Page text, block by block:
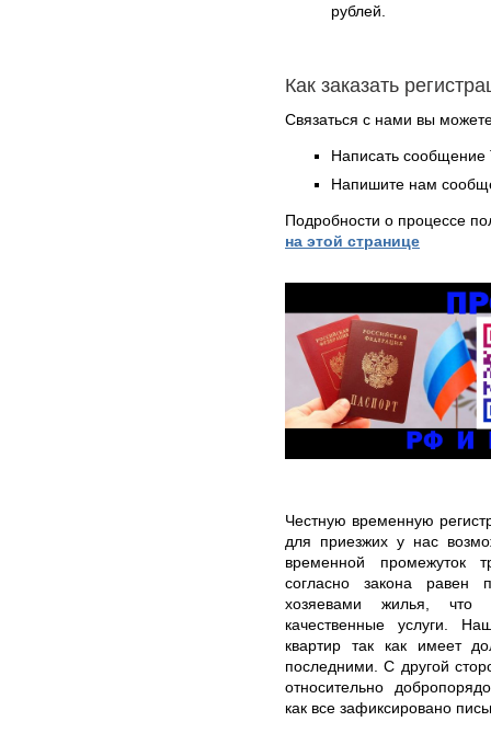
рублей.
Как заказать
Связаться с нами вы
Написать
Напишите нам
Подробности о процессе
на этой странице
Честную временную
для приезжих у нас
временной
согласно закона
хозяевами жилья, что
качественные услуги.
квартир так как имеет
последними. С другой
относительно
как все зафиксировано